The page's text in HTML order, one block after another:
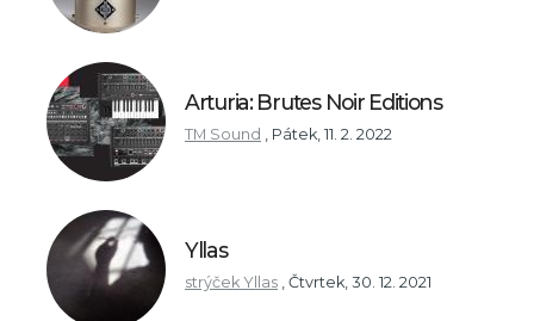
Arturia: Brutes Noir Editions
TM Sound , Pátek, 11. 2. 2022
Yllas
strýček Yllas , Čtvrtek, 30. 12. 2021